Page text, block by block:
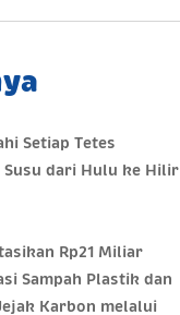
Setiap Tetes
Susu dari Hulu ke Hilir
Rp21 Miliar
Sampah Plastik dan
Karbon melalui